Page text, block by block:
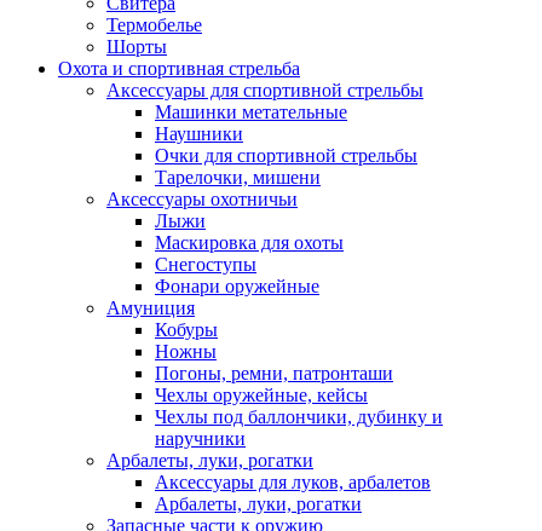
Термобелье
Шорты
Охота и спортивная стрельба
Аксессуары для спортивной стрельбы
Машинки метательные
Наушники
Очки для спортивной стрельбы
Тарелочки, мишени
Аксессуары охотничьи
Лыжи
Маскировка для охоты
Снегоступы
Фонари оружейные
Амуниция
Кобуры
Ножны
Погоны, ремни, патронташи
Чехлы оружейные, кейсы
Чехлы под баллончики, дубинку и
наручники
Арбалеты, луки, рогатки
Аксессуары для луков, арбалетов
Арбалеты, луки, рогатки
Запасные части к оружию